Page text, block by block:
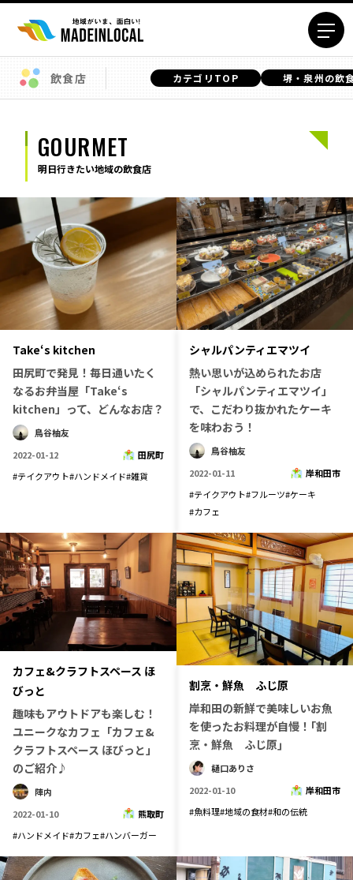
エリアから探す
岩手エリア
秋田エリア
福島エリア
茨城エリア
栃木エリア
群馬エリア
埼玉エリア
千葉エリア
東京23区エリア
多摩エリア
神奈川エリア
新潟エリア
富山エリア
石川エリア
福井エリア
山梨エリア
長野エリア
岐阜エリア
静岡エリア
愛知エリア
滋賀エリア
大阪市エリア
北摂エリア
堺・泉州エリア
兵庫エリア
和歌山エリア
鳥取エリア
島根エリア
岡山エリア
広島エリア
山口エリア
徳島エリア
香川エリア
愛媛エリア
高知エリア
福岡エリア
佐賀エリア
長崎エリア
熊本エリア
大分エリア
宮崎エリア
鹿児島エリア
沖縄エリア
カテゴリから探す
特集コンテンツ
プレスリリース
行政連携記事
飲食店 カテゴリTOP 堺・泉州の飲
GOURMET
明日行きたい地域の飲食店
Take‘s kitchen
田尻町で発見！毎日通いたく
なるお弁当屋「Take‘s
kitchen」って、どんなお店？
鳥谷柚友
2022-01-12
田尻町
#テイクアウト#ハンドメイド#雑貨
シャルパンティエマツイ
熱い思いが込められたお店
「シャルパンティエマツイ」
で、こだわり抜かれたケーキ
を味わおう！
鳥谷柚友
2022-01-11
岸和田市
#テイクアウト#フルーツ#ケーキ
#カフェ
カフェ&クラフトスペース ほ
びっと
趣味もアウトドアも楽しむ！
ユニークなカフェ「カフェ&
クラフトスペース ほびっと」
のご紹介♪
陣内
2022-01-10
熊取町
#ハンドメイド#カフェ#ハンバーガー
割烹・鮮魚 ふじ原
岸和田の新鮮で美味しいお魚
を使ったお料理が自慢！｢割
烹・鮮魚 ふじ原｣
樋口ありさ
2022-01-10
岸和田市
#魚料理#地域の食材#和の伝統